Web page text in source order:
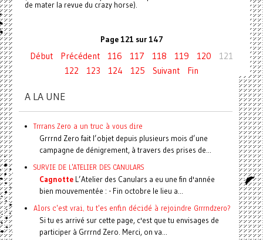
de mater la revue du crazy horse).
Page 121 sur 147
Début Précédent 116 117 118 119 120
121
122
123 124 125 Suivant Fin
A LA UNE
Trrrans Zero a un truc à vous dire
Grrrnd Zero fait l’objet depuis plusieurs mois d’une
campagne de dénigrement, à travers des prises de...
SURVIE DE L'ATELIER DES CANULARS
CagnotteL’Atelier des Canulars a eu une fin d'année
bien mouvementée : - Fin octobre le lieu a...
Alors c'est vrai, tu t'es enfin décidé à rejoindre Grrrndzero?
Si tu es arrivé sur cette page, c'est que tu envisages de
participer à Grrrnd Zero. Merci, on va...